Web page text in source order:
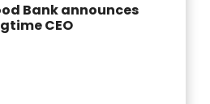
Bank announces
CEO